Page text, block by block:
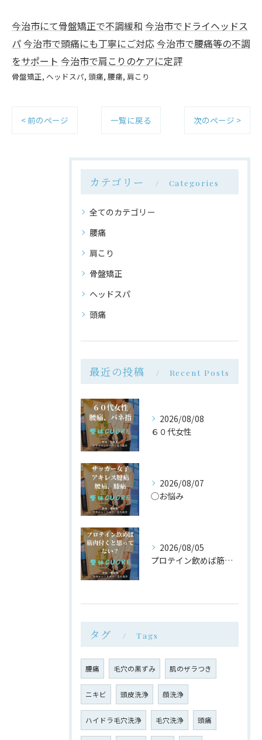
今治市にて骨盤矯正で不調緩和 今治市でドライヘッドス
パ今治市で頭痛にも丁寧にご対応今治市で腰痛等の不調
をサポート 今治市で肩こりのケアに定評
骨盤矯正 ヘッドスパ 頭痛 腰痛 肩こり
< 前のページ 一覧に戻る 次のページ >
カテゴリー Categories
全てのカテゴリー
腰痛
肩こり
骨盤矯正
ヘッドスパ
頭痛
最近の投稿 Recent Posts
2026/08/08
６０代女性
2026/08/07
◯お悩み
2026/08/05
プロテイン飲めば筋肉付く は大間違い
タグ Tags
腰痛 毛穴の黒ずみ 肌のザラつき
ニキビ 頭皮洗浄 顔洗浄
ハイドラ毛穴洗浄 毛穴洗浄 頭痛